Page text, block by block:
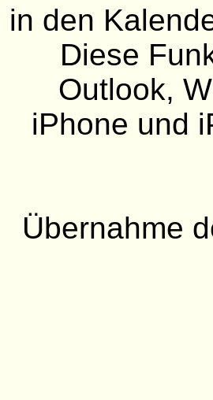
in den
Diese
Outlook,
iPhone und
Übernahme